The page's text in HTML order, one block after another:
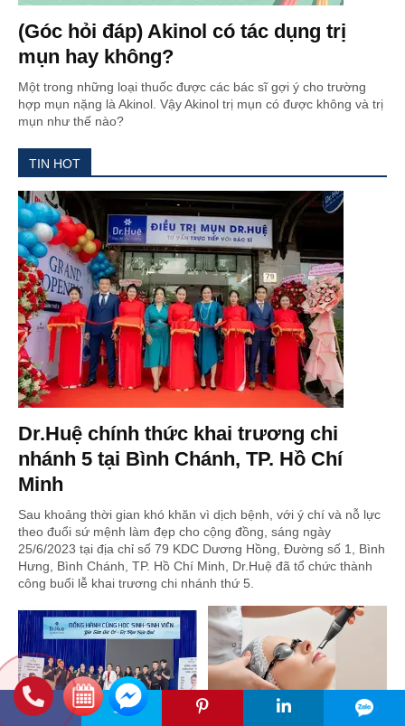
(Góc hỏi đáp) Akinol có tác dụng trị
mụn hay không?
Một trong những loại thuốc được các bác sĩ gợi ý cho trường
hợp mụn nặng là Akinol. Vậy Akinol trị mụn có được không và trị
mụn như thế nào?
TIN HOT
Dr.Huệ chính thức khai trương chi
nhánh 5 tại Bình Chánh, TP. Hồ Chí
Minh
Sau khoảng thời gian khó khăn vì dịch bệnh, với ý chí và nỗ lực
theo đuổi sứ mệnh làm đẹp cho cộng đồng, sáng ngày
25/6/2023 tại địa chỉ số 79 KDC Dương Hồng, Đường số 1, Bình
Hưng, Bình Chánh, TP. Hồ Chí Minh, Dr.Huệ đã tổ chức thành
công buổi lễ khai trương chi nhánh thứ 5.